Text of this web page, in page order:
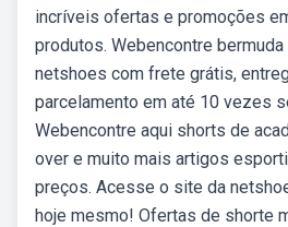
incríveis ofertas e promoções
produtos. Webencontre
netshoes com frete grátis,
parcelamento em até 10 vezes
Webencontre aqui shorts de
over e muito mais artigos
preços. Acesse o site da
hoje mesmo! Ofertas de shorte